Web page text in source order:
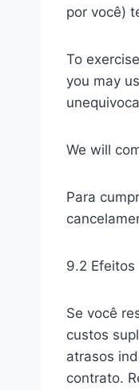
por você)
To
you may
We will
Para
9.2
Se você
custos
atrasos
contrato.